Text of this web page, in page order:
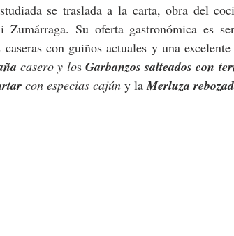
se traslada a la carta, obra del
Zumárraga. Su oferta gastronómica es
con guiños actuales y una
casero y los Garbanzos salteados con
con especias cajún y la Merluza